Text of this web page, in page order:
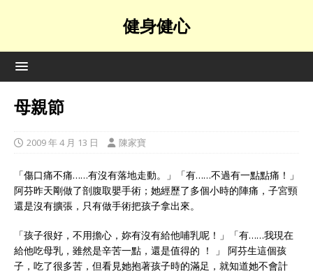
健身健心
母親節
2009 年 4 月 13 日 陳家寶
「傷口痛不痛……有沒有落地走動。」「有……不過有一點點痛！」
阿芬昨天剛做了剖腹取嬰手術；她經歷了多個小時的陣痛，子宮頸
還是沒有擴張，只有做手術把孩子拿出來。
「孩子很好，不用擔心，妳有沒有給他哺乳呢！」「有……我現在
給他吃母乳，雖然是辛苦一點，還是值得的 ！ 」 阿芬生這個孩
子，吃了很多苦，但看見她抱著孩子時的滿足，就知道她不會計